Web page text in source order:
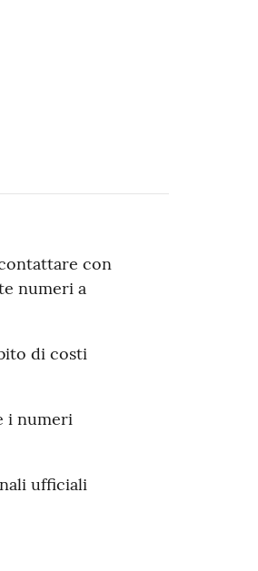
con
numeri a
di costi
i numeri
ufficiali